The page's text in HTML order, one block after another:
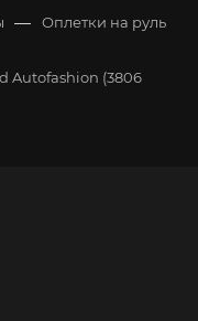
— Оплетки на руль
Autofashion (3806